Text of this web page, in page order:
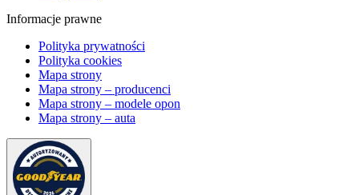
Informacje prawne
Polityka prywatności
Polityka cookies
Mapa strony
Mapa strony – producenci
Mapa strony – modele opon
Mapa strony – auta